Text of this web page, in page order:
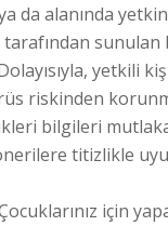
da alanında
yetkili
riskinden
bilgileri
titizlikle
için